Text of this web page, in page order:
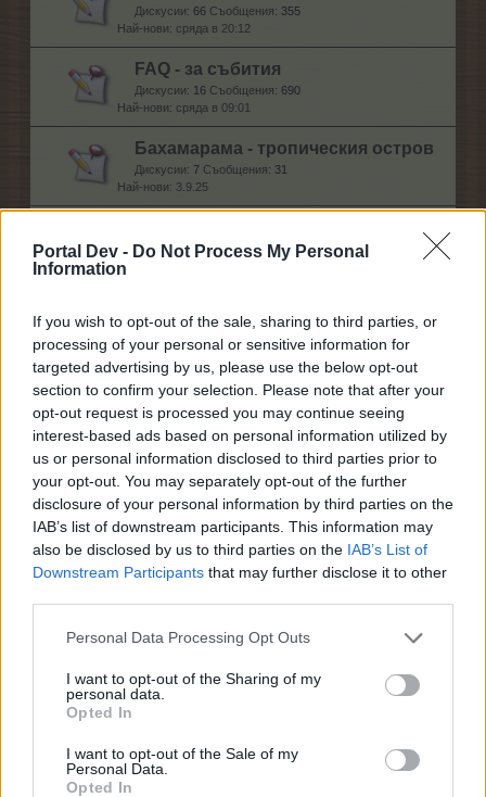
Portal Dev - Do Not Process My Personal
Information
If you wish to opt-out of the sale, sharing to third parties, or
processing of your personal or sensitive information for
targeted advertising by us, please use the below opt-out
section to confirm your selection. Please note that after your
opt-out request is processed you may continue seeing
interest-based ads based on personal information utilized by
us or personal information disclosed to third parties prior to
your opt-out. You may separately opt-out of the further
disclosure of your personal information by third parties on the
IAB’s list of downstream participants. This information may
also be disclosed by us to third parties on the IAB’s List of
Downstream Participants that may further disclose it to other
Personal Data Processing Opt Outs
I want to opt-out of the Sharing of my
personal data.
Opted In
I want to opt-out of the Sale of my
Personal Data.
Opted In
Дискусии: 66 Съобщения: 355
сряда в 20:12
FAQ - за събития
Дискусии: 16 Съобщения: 690
сряда в 09:01
Бахамарама - тропическия остров
Дискусии: 7 Съобщения: 31
3.9.25
Дискусии: 8 Съобщения: 48
Помощ
Общи проблеми
Дискусии: Съобщения:
2,410
четвъртък в 15:39
Технически проблеми
Дискусии: 154 Съобщения: 3,983
Нови участници
Дискусии: 1 Съобщения:
6
Въпроси за играта
Дискусии: 1 Съобщения: 43